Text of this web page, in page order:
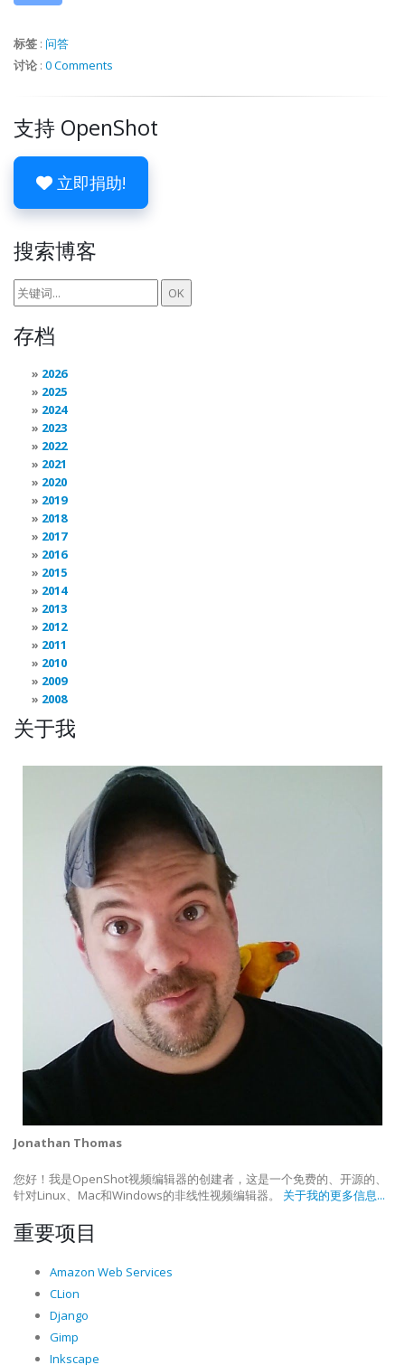
标签 : 问答
讨论 : 0 Comments
支持 OpenShot
立即捐助!
搜索博客
存档
2026
2025
2024
2023
2022
2021
2020
2019
2018
2017
2016
2015
2014
2013
2012
2011
2010
2009
2008
关于我
Jonathan Thomas
您好！我是OpenShot视频编辑器的创建者，这是一个免费的、开源的、
针对Linux、Mac和Windows的非线性视频编辑器。 关于我的更多信息...
重要项目
Amazon Web Services
CLion
Django
Gimp
Inkscape